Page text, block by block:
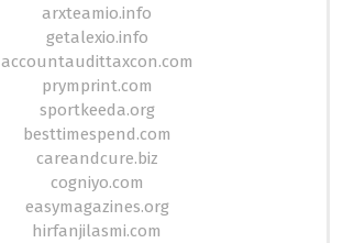
arxteamio.info
getalexio.info
accountaudittaxcon.com
prymprint.com
sportkeeda.org
besttimespend.com
careandcure.biz
cogniyo.com
easymagazines.org
hirfanjilasmi.com